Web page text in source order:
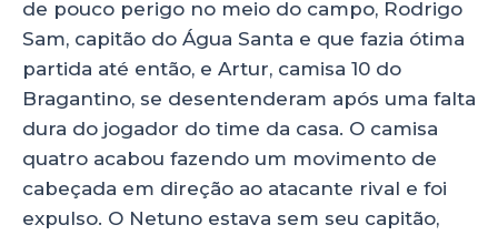
de pouco perigo no meio do campo, Rodrigo
Sam, capitão do Água Santa e que fazia ótima
partida até então, e Artur, camisa 10 do
Bragantino, se desentenderam após uma falta
dura do jogador do time da casa. O camisa
quatro acabou fazendo um movimento de
cabeçada em direção ao atacante rival e foi
expulso. O Netuno estava sem seu capitão,